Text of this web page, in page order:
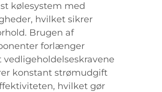
kølesystem med
hvilket sikrer
Brugen af
forlænger
konstant strømudgift
hvilket gør